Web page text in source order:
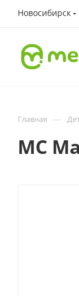
Новосибирск
Главная —
МС